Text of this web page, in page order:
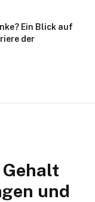
Ein Blick auf
der
Gehalt
und